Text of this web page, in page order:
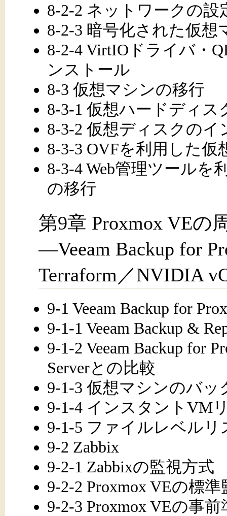
8-2-2 ネットワークの
8-2-3 暗号化された仮想
8-2-4 VirtIOドライバ・
ンストール
8-3 仮想マシンの移行
8-3-1 仮想ハードディ
8-3-2 仮想ディスクの
8-3-3 OVFを利用した仮
8-3-4 Web管理ツールを
の移行
第9章 Proxmox VEの
―Veeam Backup for
Terraform／NVIDIA
9-1 Veeam Backup for
9-1-1 Veeam Backup &
9-1-2 Veeam Backup for
Serverとの比較
9-1-3 仮想マシンのバ
9-1-4 インスタントVM
9-1-5 ファイルレベルリ
9-2 Zabbix
9-2-1 Zabbixの監視方式
9-2-2 Proxmox VEの標
9-2-3 Proxmox VEの事前